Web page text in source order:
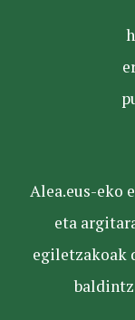
Alea.eus-eko
eta
egiletzakoak